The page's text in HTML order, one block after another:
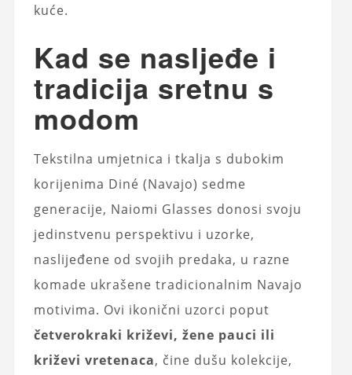
kuće.
Kad se nasljeđe i
tradicija sretnu s
modom
Tekstilna umjetnica i tkalja s dubokim
korijenima Diné (Navajo) sedme
generacije, Naiomi Glasses donosi svoju
jedinstvenu perspektivu i uzorke,
naslijeđene od svojih predaka, u razne
komade ukrašene tradicionalnim Navajo
motivima. Ovi ikonični uzorci poput
četverokraki križevi, žene pauci ili
križevi vretenaca, čine dušu kolekcije,